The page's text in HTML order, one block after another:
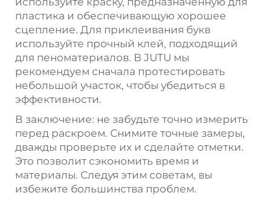
пластика и обеспечивающую хорошее
сцепление. Для приклеивания букв
используйте прочный клей, подходящий
для пеноматериалов. В JUTU мы
рекомендуем сначала протестировать
небольшой участок, чтобы убедиться в
эффективности.
В заключение: не забудьте точно измерить
перед раскроем. Снимите точные замеры,
дважды проверьте их и сделайте отметки.
Это позволит сэкономить время и
материалы. Следуя этим советам, вы
избежите большинства проблем.